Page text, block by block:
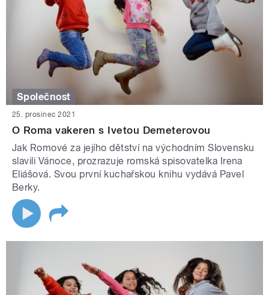
Společnost
25. prosinec 2021
O Roma vakeren s Ivetou Demeterovou
Jak Romové za jejího dětství na východním Slovensku
slavili Vánoce, prozrazuje romská spisovatelka Irena
Eliášová. Svou první kuchařskou knihu vydává Pavel
Berky.